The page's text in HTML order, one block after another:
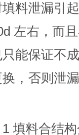
料泄漏引
左右，而
只能保证不
，否则泄
料合结构